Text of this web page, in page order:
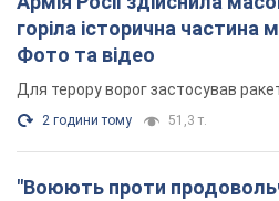
горіла історична частина
Фото та відео
Для терору ворог застосував
2 години тому 51,3 т.
"Воюють проти